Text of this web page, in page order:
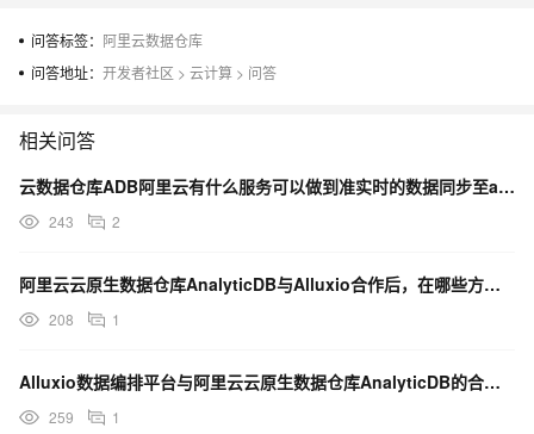
问答标签： 阿里云数据仓库
问答地址： 开发者社区 > 云计算 > 问答
相关问答
云数据仓库ADB阿里云有什么服务可以做到准实时的数据同步至adb上并且拆分表做数据合并吗？
243 2
阿里云云原生数据仓库AnalyticDB与Alluxio合作后，在哪些方面取得了显著提升？
208 1
Alluxio数据编排平台与阿里云云原生数据仓库AnalyticDB的合作主要解决了什么问题？
259 1